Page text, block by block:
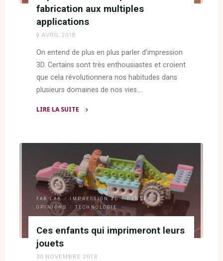
fabrication aux multiples
applications
9 AVRIL 2018
On entend de plus en plus parler d’impression
3D. Certains sont très enthousiastes et croient
que cela révolutionnera nos habitudes dans
plusieurs domaines de nos vies.…
LIRE LA SUITE
:
procédé
de
fabrication
aux
multiples
applications"
FAB LAB / IMPRESSION 3D / PENSÉES ET
OPINIONS
/ TECHNOLOGIE
Ces enfants qui imprimeront leurs
jouets
30 NOVEMBRE 2013